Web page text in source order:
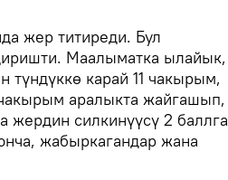
жер титиреди. Бул
Маалыматка ылайык,
карай 11 чакырым,
аралыкта жайгашып,
жердин силкинүүсү 2 баллга
жабыркагандар жана